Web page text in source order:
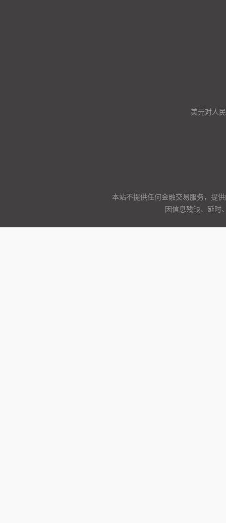
美元对人
本站不提供任何金融交易服务，提
因信息残缺、延时